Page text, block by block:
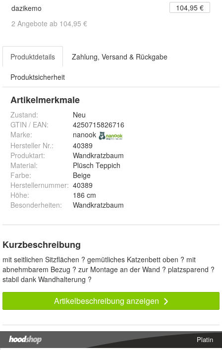
dazikemo
104,95 €
2 Angebote ab 104,95 €
Produktdetails Zahlung, Versand & Rückgabe
Produktsicherheit
Artikelmerkmale
Zustand:
Neu
GTIN / EAN:
4250715826716
Marke:
nanook
Hersteller Nr.:
40389
Produktart:
Wandkratzbaum
Material:
Plüsch Teppich
Farbe:
Beige
Herstellernummer: 40389
Höhe:
186 cm
Besonderheiten: Wandkratzbaum
Kurzbeschreibung
mit seitlichen Sitzflächen ? gemütliches Katzenbett oben ? mit
abnehmbarem Bezug ? zur Montage an der Wand ? platzsparend ?
stabil dank Wandhalterung ?
Artikelbeschreibung anzeigen
Platin